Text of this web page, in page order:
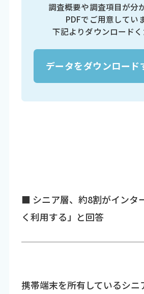
調査概要や調査項目が分
PDFでご用意してい
下記よりダウンロードく
データをダウンロード
■ シニア層、約8割がインタ
く利用する」と回答
携帯端末を所有しているシニ